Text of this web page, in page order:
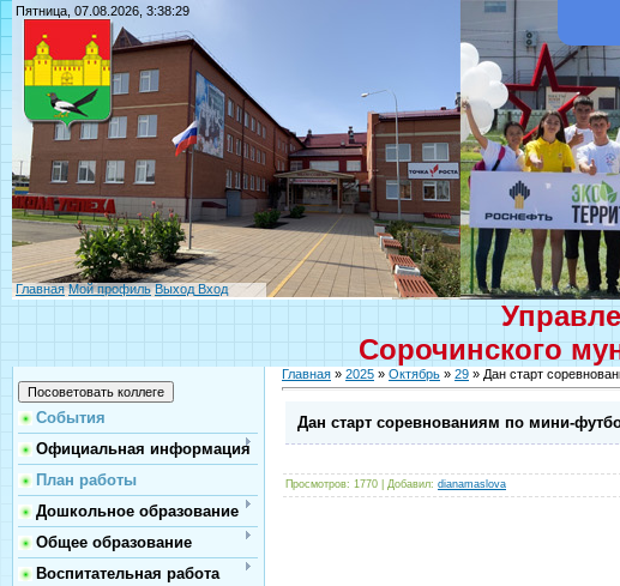
Пятница, 07.08.2026, 3:38:29
Главная Мой профиль Выход Вход
Сорочинского
События
Официальная информация
План работы
Дошкольное образование
Общее образование
Воспитательная работа
Главная » 2025 » Октябрь » 29 » Дан старт
Дан старт соревнованиям по мини-
Просмотров: 1770 | Добавил: dianamaslova